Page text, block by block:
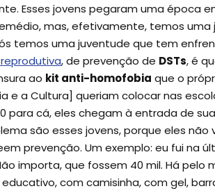
Esses jovens pegaram uma época
mas, efetivamente, temos uma
temos uma juventude que tem
, de prevenção de DSTs, é
ao kit anti-homofobia que o
e a Cultura] queriam colocar nas
para cá, eles chegam à entrada de
são esses jovens, porque eles não
prevenção. Um exemplo: eu fui na
importa, que fossem 40 mil. Há pelo
com camisinha, com gel,